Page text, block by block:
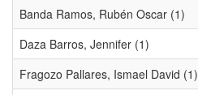
Banda Ramos, Rubén Oscar (1)
Daza Barros, Jennifer (1)
Fragozo Pallares, Ismael David (1)